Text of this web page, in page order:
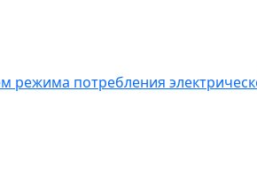
режима потребления